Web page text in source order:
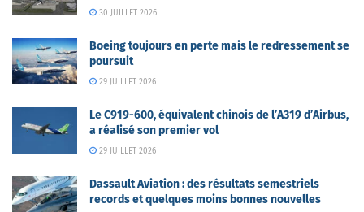
30 JUILLET 2026
Boeing toujours en perte mais le redressement se
poursuit
29 JUILLET 2026
Le C919-600, équivalent chinois de l’A319 d’Airbus,
a réalisé son premier vol
29 JUILLET 2026
Dassault Aviation : des résultats semestriels
records et quelques moins bonnes nouvelles